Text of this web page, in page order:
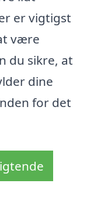
er vigtigst
være
du sikre, at
dine
for det